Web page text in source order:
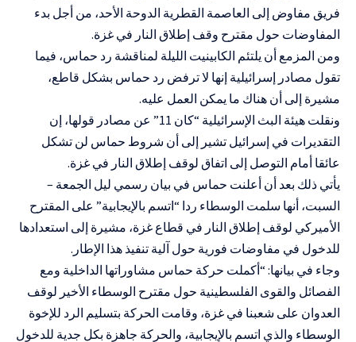
فريق مفاوض إلى العاصمة القطرية الدوحة الأحد، من أجل بدء
المفاوضات حول مقترح وقف إطلاق النار في غزة.
ومن المزمع أن يلتئم الكابينيت الليلة لمناقشة رد حماس، فيما
تقول مصادر إسرائيلية إنها لا ترفض رد حماس بشكل قاطع،
مشيرة إلى أن هناك ما يمكن العمل عليه.
ونقلت هيئة البث الإسرائيلية “كان 11” عن مصادر قولها، إن
التقديرات في إسرائيل تشير إلى أن شروط حماس لن تشكل
عائقا أمام التوصل إلى اتفاق لوقف إطلاق النار في غزة.
يأتي ذلك بعد أن أعلنت حماس في بيان رسمي ليل الجمعة –
السبت، أنها سلمت الوسطاء ردا “اتسم بالإيجابية” على المقترح
الأميركي لوقف إطلاق النار في قطاع غزة، مشيرة إلى استعدادها
للدخول في مفاوضات فورية حول آلية تنفيذ هذا الإطار.
وجاء في بيانها: “أكملت حركة حماس مشاوراتها الداخلية ومع
الفصائل والقوى الفلسطينية حول مقترح الوسطاء الأخير لوقف
العدوان على شعبنا في غزة، وقامت الحركة بتسليم الرد للإخوة
الوسطاء والذي اتسم بالإيجابية، والحركة جاهزة بكل جدية للدخول